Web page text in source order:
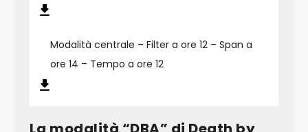
Modalità centrale – Filter a ore 12 – Span a
ore 14 – Tempo a ore 12